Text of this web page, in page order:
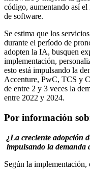
código, aumentando así
de software.
Se estima que los
durante el período de
adopten la IA, busquen
implementación,
esto está impulsando la
Accenture, PwC, TCS y
de entre 2 y 3 veces la
entre 2022 y 2024.
Por información
¿La creciente adopción
impulsando la demanda
Según la implementación,